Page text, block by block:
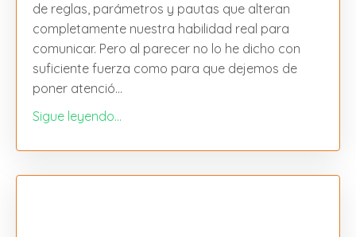
de reglas, parámetros y pautas que alteran
completamente nuestra habilidad real para
comunicar. Pero al parecer no lo he dicho con
suficiente fuerza como para que dejemos de
poner atenció...
Sigue leyendo...